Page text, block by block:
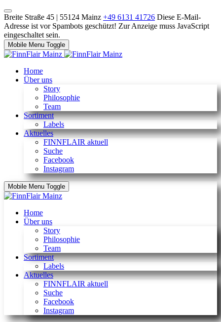
Breite Straße 45 | 55124 Mainz +49 6131 41726 Diese E-Mail-
Adresse ist vor Spambots geschützt! Zur Anzeige muss JavaScript
eingeschaltet sein.
Mobile Menu Toggle
Home
Über uns
Story
Philosophie
Team
Sortiment
Labels
Aktuelles
FINNFLAIR aktuell
Suche
Facebook
Instagram
Mobile Menu Toggle
Home
Über uns
Story
Philosophie
Team
Sortiment
Labels
Aktuelles
FINNFLAIR aktuell
Suche
Facebook
Instagram